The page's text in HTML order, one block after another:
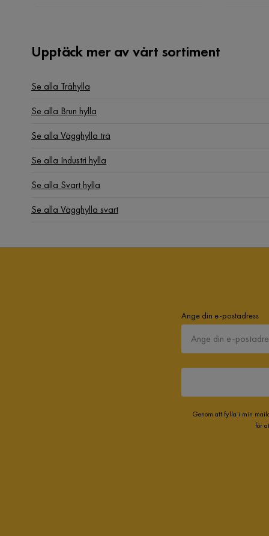
Upptäck mer av vårt sortiment
Se alla Trähylla
Se alla Brun hylla
Se alla Vägghylla trä
Se alla Industri hylla
Se alla Svart hylla
Se alla Vägghylla svart
Ange din e-postadress
Genom att fylla i min
för